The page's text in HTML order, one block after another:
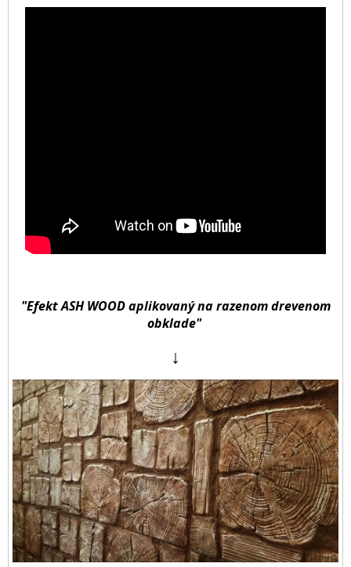
"Efekt ASH WOOD aplikovaný na razenom drevenom
obklade"
↓